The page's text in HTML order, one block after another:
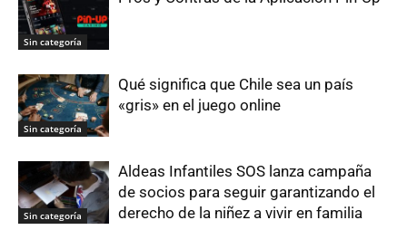
Sin categoría
Sin categoría
Qué significa que Chile sea un país
«gris» en el juego online
Sin categoría
Aldeas Infantiles SOS lanza campaña
de socios para seguir garantizando el
derecho de la niñez a vivir en familia